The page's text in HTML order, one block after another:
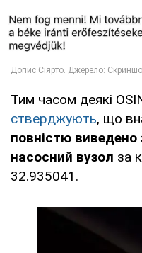
Тим часом деякі
стверджують, що
повністю
насосний вузол за
32.935041.